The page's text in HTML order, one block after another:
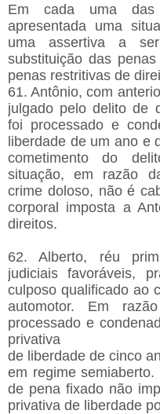
Em cada uma
apresentada uma
uma assertiva a
substituição das
penas restritivas de
61. Antônio, com
julgado pelo delito de
foi processado e
liberdade de um ano e
cometimento do
situação, em razão
crime doloso, não é
corporal imposta a
direitos.
62. Alberto, réu
judiciais favoráveis,
culposo qualificado ao
automotor. Em
processado e
privativa
de liberdade de cinco
em regime
de pena fixado não
privativa de liberdade